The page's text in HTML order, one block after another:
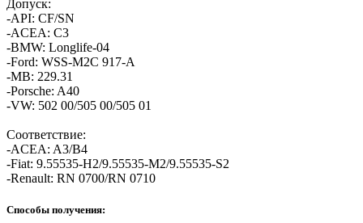
Допуск:
-API: CF/SN
-ACEA: C3
-BMW: Longlife-04
-Ford: WSS-M2C 917-A
-MB: 229.31
-Porsche: A40
-VW: 502 00/505 00/505 01
Соответствие:
-ACEA: A3/B4
-Fiat: 9.55535-H2/9.55535-M2/9.55535-S2
-Renault: RN 0700/RN 0710
Способы получения: